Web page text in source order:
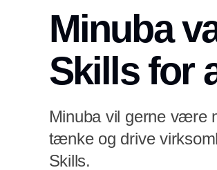
Minuba
Skills for
Minuba vil gerne være
tænke og drive
Skills.